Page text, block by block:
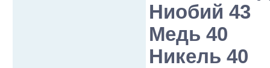
Ниобий 43
Медь 40
Никель 40